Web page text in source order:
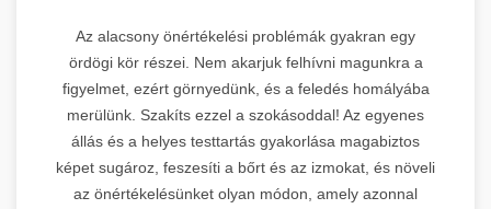
Az alacsony önértékelési problémák gyakran egy
ördögi kör részei. Nem akarjuk felhívni magunkra a
figyelmet, ezért görnyedünk, és a feledés homályába
merülünk. Szakíts ezzel a szokásoddal! Az egyenes
állás és a helyes testtartás gyakorlása magabiztos
képet sugároz, feszesíti a bőrt és az izmokat, és növeli
az önértékelésünket olyan módon, amely azonnal